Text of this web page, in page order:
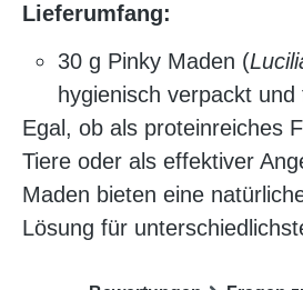
Lieferumfang:
30 g Pinky Maden (
hygienisch verpackt
Egal, ob als proteinreiches
Tiere oder als effektiver
Maden bieten eine
Lösung für